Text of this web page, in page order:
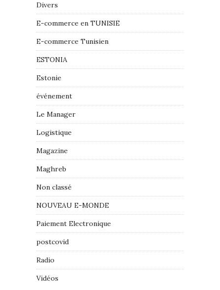
Divers
E-commerce en TUNISIE
E-commerce Tunisien
ESTONIA
Estonie
événement
Le Manager
Logistique
Magazine
Maghreb
Non classé
NOUVEAU E-MONDE
Paiement Electronique
postcovid
Radio
Vidéos